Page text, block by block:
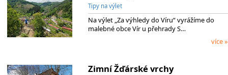
Tipy na výlet
Na výlet „Za výhledy do Víru“ vyrážíme do
malebné obce Vír u přehrady S…
více »
Zimní Žďárské vrchy